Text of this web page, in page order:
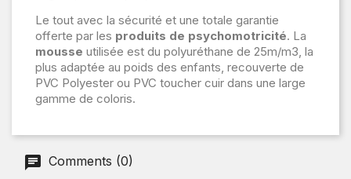
Le tout avec la sécurité et une totale garantie
offerte par les produits de psychomotricité. La
mousse utilisée est du polyuréthane de 25m/m3, la
plus adaptée au poids des enfants, recouverte de
PVC Polyester ou PVC toucher cuir dans une large
gamme de coloris.
Comments (0)